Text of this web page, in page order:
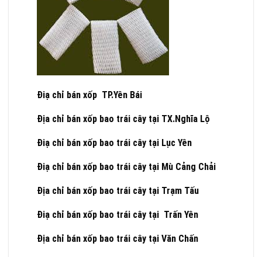
Điạ chỉ bán xốp TP.Yên Bái
Địa chỉ bán xốp bao trái cây tại TX.Nghĩa Lộ
Điạ chỉ bán xốp bao trái cây tại Lục Yên
Điạ chỉ bán xốp bao trái cây tại Mù Cảng Chải
Địa chỉ bán xốp bao trái cây tại Trạm Tấu
Điạ chỉ bán xốp bao trái cây tại Trấn Yên
Địa chỉ bán xốp bao trái cây tại Văn Chấn